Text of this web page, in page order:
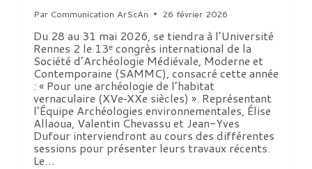
Par Communication ArScAn 26 février 2026
Du 28 au 31 mai 2026, se tiendra à l’Université
Rennes 2 le 13ᵉ congrès international de la
Société d’Archéologie Médiévale, Moderne et
Contemporaine (SAMMC), consacré cette année
: « Pour une archéologie de l’habitat
vernaculaire (XVe‑XXe siècles) ». Représentant
l’Équipe Archéologies environnementales, Élise
Allaoua, Valentin Chevassu et Jean-Yves
Dufour interviendront au cours des différentes
sessions pour présenter leurs travaux récents.
Le…